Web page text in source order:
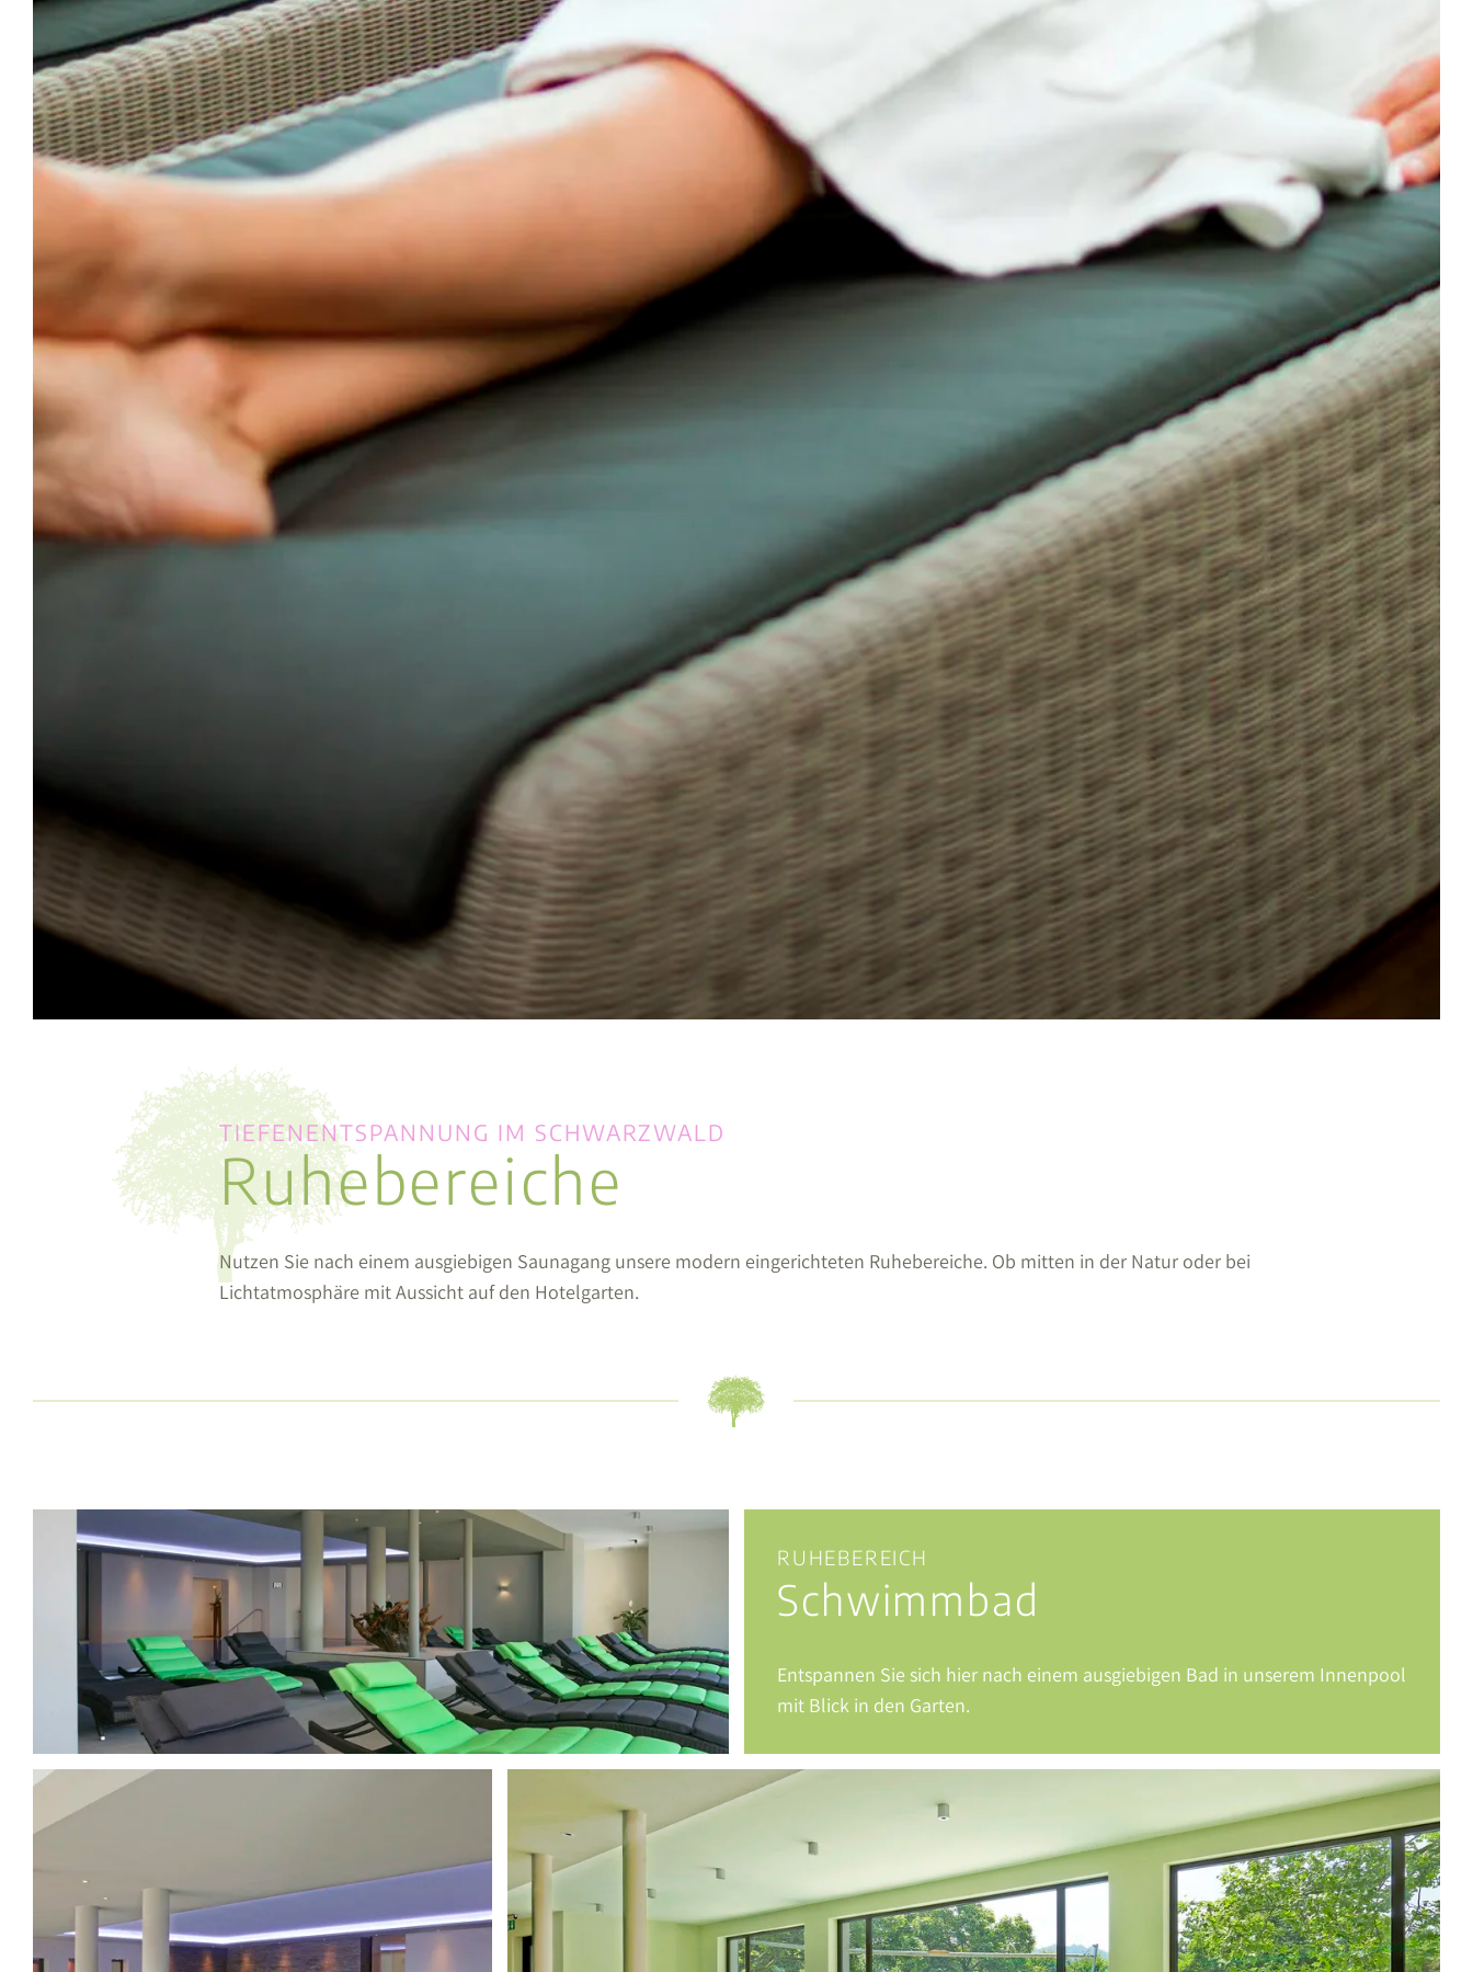
TIEFENENTSPANNUNG IM SCHWARZWALD
Ruhebereiche
Nutzen Sie nach einem ausgiebigen Saunagang unsere modern eingerichteten Ruhebereiche. Ob mitten in der Natur oder bei
Lichtatmosphäre mit Aussicht auf den Hotelgarten.
RUHEBEREICH
Schwimmbad
Entspannen Sie sich hier nach einem ausgiebigen Bad in unserem Innenpool
mit Blick in den Garten.